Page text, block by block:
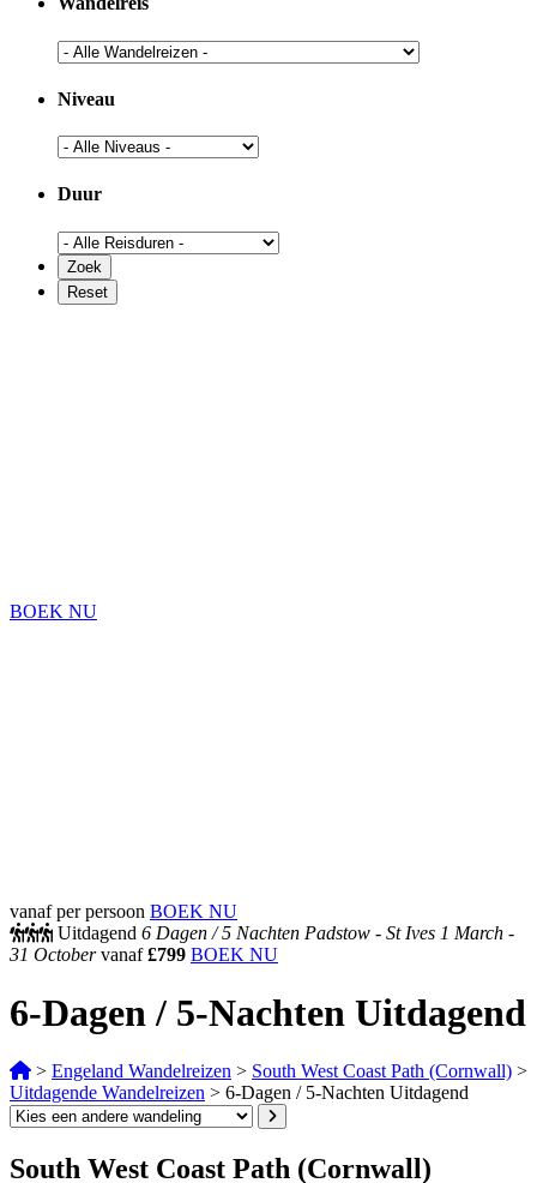
Niveau
Duur
BOEK NU
vanaf per persoon BOEK NU
Uitdagend 6 Dagen /5 Nachten Padstow - St Ives 1 March -
31 Octobervanaf£799 BOEK NU
6-Dagen / 5-Nachten Uitdagend
> Engeland Wandelreizen > South West Coast Path (Cornwall) >
Uitdagende Wandelreizen > 6-Dagen / 5-Nachten Uitdagend
South West Coast Path (Cornwall)